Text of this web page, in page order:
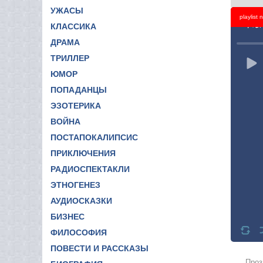
УЖАСЫ
КЛАССИКА
ДРАМА
ТРИЛЛЕР
ЮМОР
ПОПАДАНЦЫ
ЭЗОТЕРИКА
ВОЙНА
ПОСТАПОКАЛИПСИС
ПРИКЛЮЧЕНИЯ
РАДИОСПЕКТАКЛИ
ЭТНОГЕНЕЗ
АУДИОСКАЗКИ
БИЗНЕС
ФИЛОСОФИЯ
ПОВЕСТИ И РАССКАЗЫ
playlist